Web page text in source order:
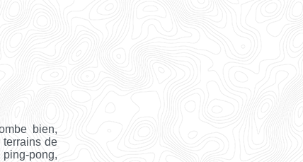
bien,
terrains de
pong,